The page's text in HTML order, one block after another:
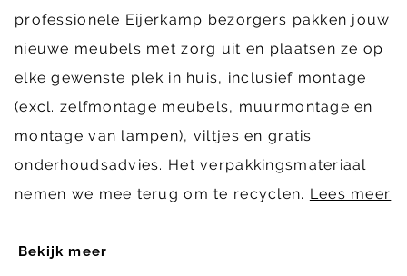
Bekijk meer
professionele Eijerkamp bezorgers pakken jouw
nieuwe meubels met zorg uit en plaatsen ze op
elke gewenste plek in huis, inclusief montage
(excl. zelfmontage meubels, muurmontage en
montage van lampen), viltjes en gratis
onderhoudsadvies. Het verpakkingsmateriaal
nemen we mee terug om te recyclen. Lees meer